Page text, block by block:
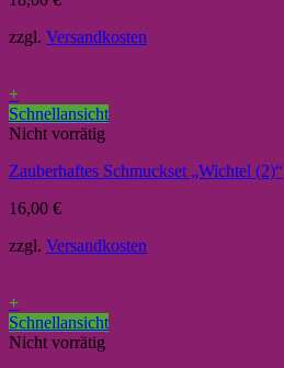
zzgl. Versandkosten
+
Schnellansicht
Nicht vorrätig
Zauberhaftes Schmuckset „Wichtel (2)“
16,00 €
zzgl. Versandkosten
+
Schnellansicht
Nicht vorrätig